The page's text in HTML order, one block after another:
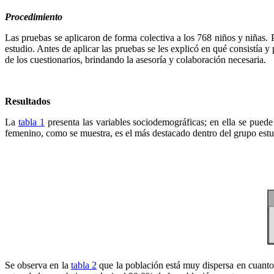
Procedimiento
Las pruebas se aplicaron de forma colectiva a los 768 niños y
estudio. Antes de aplicar las pruebas se les explicó en qué consistía
de los cuestionarios, brindando la asesoría y colaboración necesaria.
Resultados
La tabla 1 presenta las variables sociodemográficas; en ella se
femenino, como se muestra, es el más destacado dentro del grupo
Se observa en la tabla 2 que la población está muy dispersa en